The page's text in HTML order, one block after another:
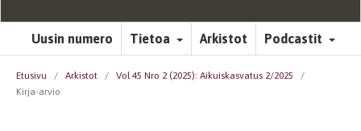
Uusin numero Tietoa Arkistot Podcastit
Etusivu / Arkistot / Vol 45 Nro 2 (2025): Aikuiskasvatus 2/2025
/
Kirja-arvio